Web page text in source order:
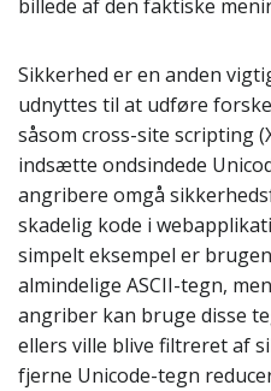
billede af den faktiske
Sikkerhed er en anden
udnyttes til at udføre
såsom cross-site scripting
indsætte ondsindede
angribere omgå
skadelig kode i
simpelt eksempel er
almindelige ASCII-tegn,
angriber kan bruge disse
ellers ville blive filtreret af
fjerne Unicode-tegn